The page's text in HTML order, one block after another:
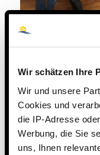
Wir schätzen Ihre
Wir und unsere
Cookies und
die IP-Adresse
Werbung, die Sie
uns, Ihnen